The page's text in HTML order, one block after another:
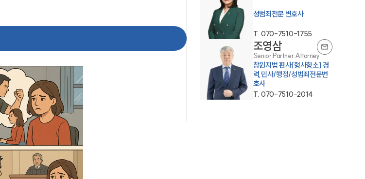
대륜의 강점
오시는 길
글로벌 파트너 로펌
고객의 소리
통합검색
성범죄전문 변호사
T. 070-7510-1755
조영삼
Senior Partner Attorney
창원지법 판사[형사항소] 경
력,민사/행정/성범죄전문변
호사
T. 070-7510-2014